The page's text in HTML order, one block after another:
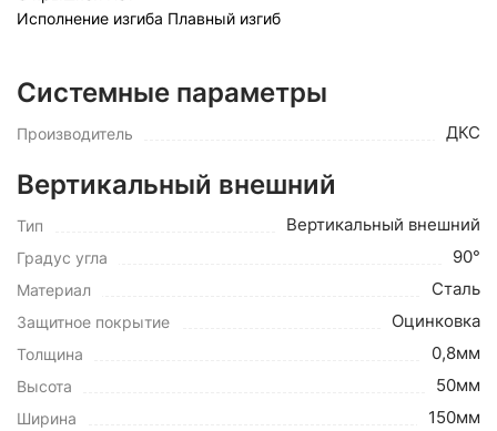
Исполнение изгиба Плавный изгиб
Системные параметры
Производитель ДКС
Вертикальный внешний
Тип Вертикальный внешний
Градус угла 90°
Материал Сталь
Защитное покрытие Оцинковка
Толщина 0,8мм
Высота 50мм
Ширина 150мм